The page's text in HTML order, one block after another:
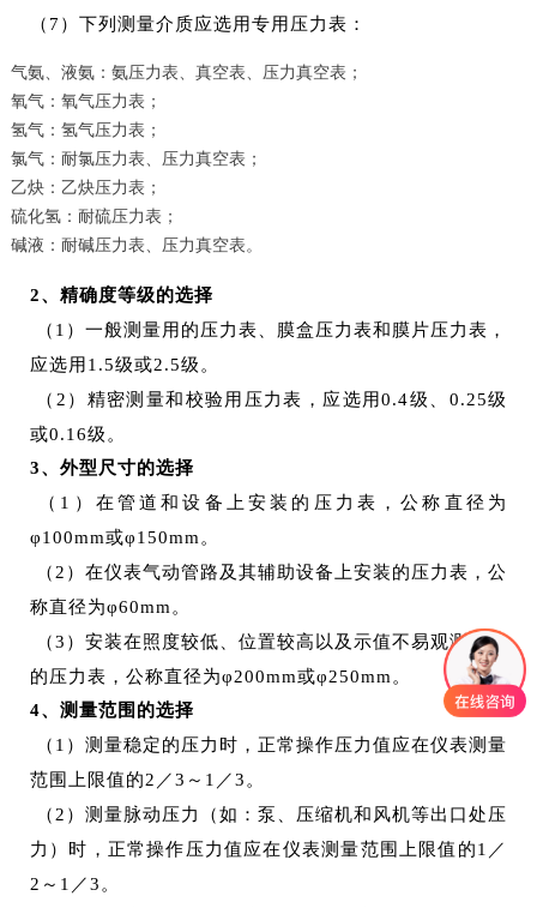
（7）下列测量介质应选用专用压力表：
气氨、液氨：氨压力表、真空表、压力真空表；
氧气：氧气压力表；
氢气：氢气压力表；
氯气：耐氯压力表、压力真空表；
乙炔：乙炔压力表；
硫化氢：耐硫压力表；
碱液：耐碱压力表、压力真空表。
2、 精确度等级的选择
（1）一般测量用的压力表、膜盒压力表和膜片压力表，
应选用1.5级或2.5级。
（2）精密测量和校验用压力表，应选用0.4级、0.25级
或0.16级。
3、 外型尺寸的选择
（1）在管道和设备上安装的压力表，公称直径为
φ100mm或φ150mm。
（2）在仪表气动管路及其辅助设备上安装的压力表，公
称直径为φ60mm。
（3）安装在照度较低、位置较高以及示值不易观测场合
的压力表，公称直径为φ200mm或φ250mm。
4、 测量范围的选择
（1）测量稳定的压力时，正常操作压力值应在仪表测量
范围上限值的2／3～1／3。
（2）测量脉动压力（如：泵、压缩机和风机等出口处压
力）时，正常操作压力值应在仪表测量范围上限值的1／
2～1／3。